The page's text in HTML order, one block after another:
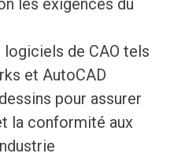
les exigences du
de CAO tels
et AutoCAD
pour assurer
la conformité aux